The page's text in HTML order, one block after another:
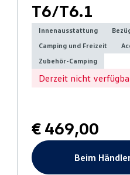
T6/T6.1
Innenausstattung
Camping und Freizeit
Zubehör-Camping
Derzeit nicht
€ 469,00
Beim